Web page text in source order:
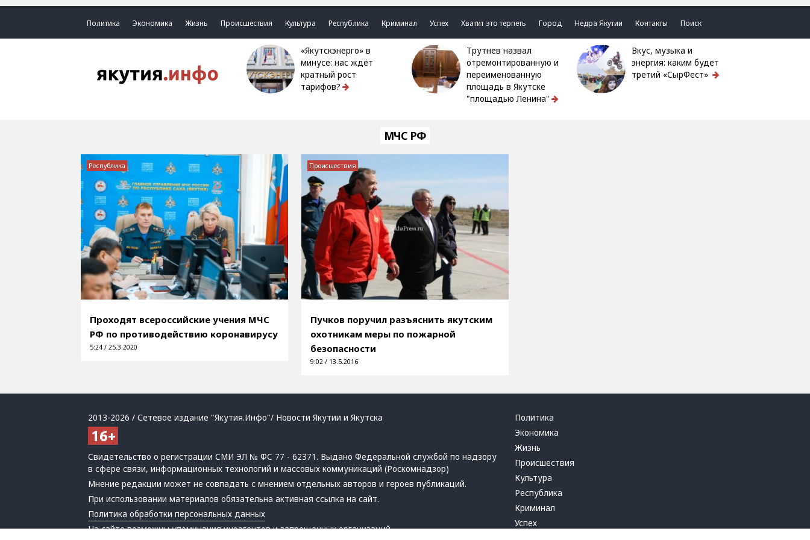
Политика Экономика Жизнь Происшествия Культура Республика Криминал Успех Хватит это терпеть Город Недра Якутии Контакты Поиск
«Якутскэнерго» в
минусе: нас ждёт
кратный рост
тарифов?
Трутнев назвал
отремонтированную и
переименованную
площадь в Якутске
"площадью Ленина"
Вкус, музыка и
энергия: каким будет
третий «СырФест»
МЧС РФ
Проходят всероссийские учения МЧС
РФ по противодействию коронавирусу
5:24 / 25.3.2020
Республика
Пучков поручил разъяснить якутским
охотникам меры по пожарной
безопасности
9:02 / 13.5.2016
Происшествия
2013-2026 / Сетевое издание "Якутия.Инфо"/ Новости Якутии и Якутска
Свидетельство о регистрации СМИ ЭЛ № ФС 77 - 62371. Выдано Федеральной службой по надзору
в сфере связи, информационных технологий и массовых коммуникаций (Роскомнадзор)
Мнение редакции может не совпадать с мнением отдельных авторов и героев публикаций.
При использовании материалов обязательна активная ссылка на сайт.
Политика обработки персональных данных
На сайте возможны упоминанияиноагентовизапрещенных организаций
Политика
Экономика
Жизнь
Происшествия
Культура
Республика
Криминал
Успех